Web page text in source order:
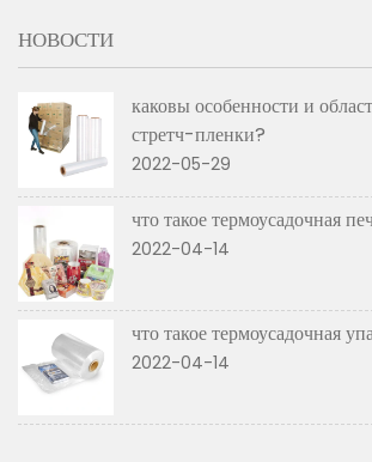
НОВОСТИ
каковы особенности и
стретч-пленки?
2022-05-29
что такое термоусадочная
2022-04-14
что такое термоусадочная
2022-04-14